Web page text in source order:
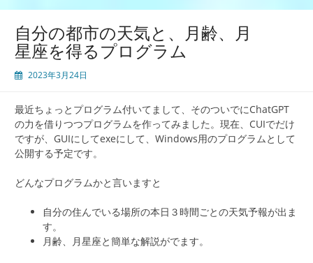
自分の都市の天気と、月齢、月
星座を得るプログラム
2023年3月24日
最近ちょっとプログラム付いてまして、そのついでにChatGPT
の力を借りつつプログラムを作ってみました。現在、CUIでだけ
ですが、GUIにしてexeにして、Windows用のプログラムとして
公開する予定です。
どんなプログラムかと言いますと
自分の住んでいる場所の本日３時間ごとの天気予報が出ま
す。
月齢、月星座と簡単な解説がでます。